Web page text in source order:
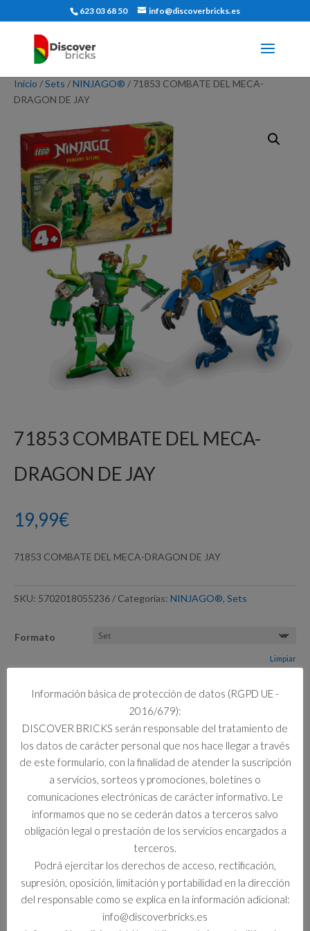
623 03 68 50 info@discoverbricks.es
Inicio /Sets /NINJAGO® / 71853 COMBATE DEL MECA-
DRAGON DE JAY
71853 COMBATE DEL MECA-
DRAGON DE JAY
19,99€
71853 COMBATE DEL MECA-DRAGON DE JAY
SKU: 5702018055236 Categorías: NINJAGO®, Sets
Formato
Limpiar
1 disponibles
COMBATE
DEL
MECA-
DRAGON
Añadir al carrito
Información adicional
Información adicional
Formato
Set
Información básica de protección de datos (RGPD UE -
2016/679):
DISCOVER BRICKS serán responsable del tratamiento de
los datos de carácter personal que nos hace llegar a través
de este formulario, con la finalidad de atender la suscripción
a servicios, sorteos y promociones, boletines o
comunicaciones electrónicas de carácter informativo. Le
informamos que no se cederán datos a terceros salvo
obligación legal o prestación de los servicios encargados a
terceros.
Podrá ejercitar los derechos de acceso, rectificación,
supresión, oposición, limitación y portabilidad en la dirección
del responsable como se explica en la información adicional:
info@discoverbricks.es